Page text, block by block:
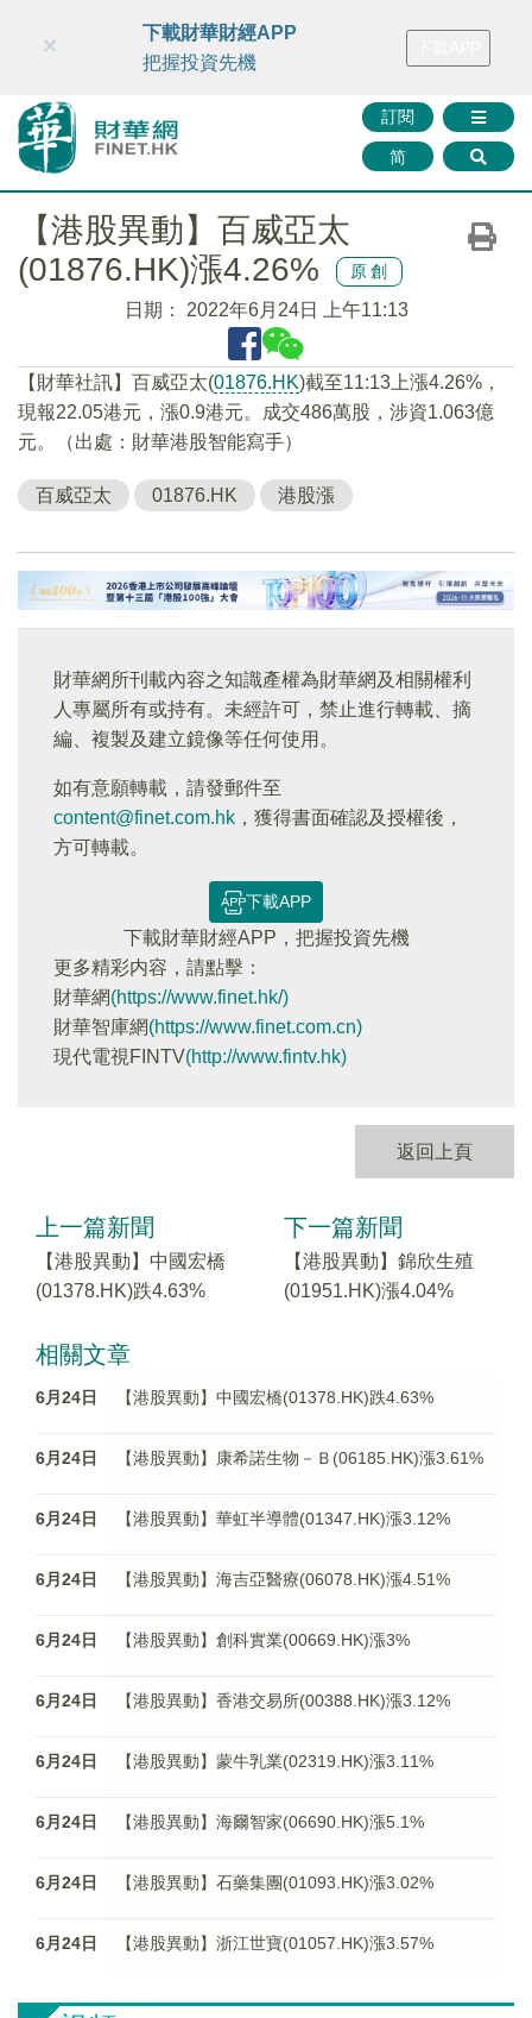
財華智庫網 FINTV FINMETA 財華證券 媒體矩陣
訂閱
简
×
下載財華財經APP
把握投資先機
【港股異動】百威亞太
(01876.HK)漲4.26%
原創
日期： 2022年6月24日 上午11:13
【財華社訊】百威亞太(01876.HK)截至11:13上漲4.26%，
現報22.05港元，漲0.9港元。成交486萬股，涉資1.063億
元。（出處：財華港股智能寫手）
百威亞太 01876.HK 港股漲
財華網所刊載內容之知識產權為財華網及相關權利
人專屬所有或持有。未經許可，禁止進行轉載、摘
編、複製及建立鏡像等任何使用。
如有意願轉載，請發郵件至
content@finet.com.hk ，獲得書面確認及授權後，
方可轉載。
下載APP
下載財華財經APP，把握投資先機
更多精彩内容，請點擊：
財華網(https://www.finet.hk/)
財華智庫網(https://www.finet.com.cn)
現代電視FINTV(http://www.fintv.hk)
返回上頁
上一篇新聞
【港股異動】中國宏橋
(01378.HK)跌4.63%
下一篇新聞
【港股異動】錦欣生殖
(01951.HK)漲4.04%
相關文章
6月24日 【港股異動】中國宏橋(01378.HK)跌4.63%
6月24日 【港股異動】康希諾生物－Ｂ(06185.HK)漲3.61%
6月24日 【港股異動】華虹半導體(01347.HK)漲3.12%
6月24日 【港股異動】海吉亞醫療(06078.HK)漲4.51%
6月24日 【港股異動】創科實業(00669.HK)漲3%
6月24日 【港股異動】香港交易所(00388.HK)漲3.12%
6月24日 【港股異動】蒙牛乳業(02319.HK)漲3.11%
6月24日 【港股異動】海爾智家(06690.HK)漲5.1%
6月24日 【港股異動】石藥集團(01093.HK)漲3.02%
6月24日 【港股異動】浙江世寶(01057.HK)漲3.57%